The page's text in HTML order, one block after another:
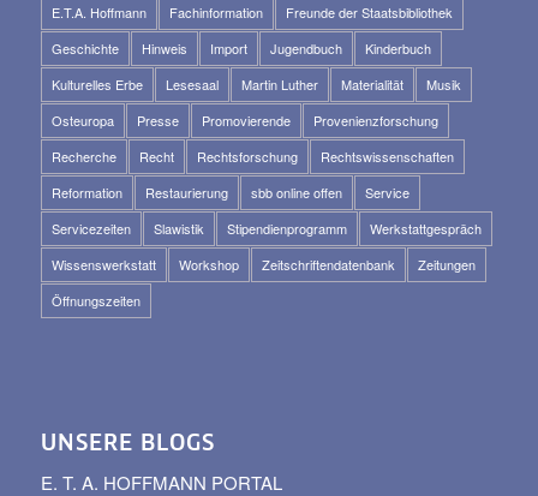
E.T.A. Hoffmann
Fachinformation
Freunde der Staatsbibliothek
Geschichte
Hinweis Import Jugendbuch
Kinderbuch
Kulturelles Erbe
Lesesaal Martin Luther Materialität
Musik
Osteuropa
Presse Promovierende
Provenienzforschung
Recherche
Recht Rechtsforschung
Rechtswissenschaften
Reformation
Restaurierung sbb online offen
Service
Servicezeiten
Slawistik Stipendienprogramm
Werkstattgespräch
Wissenswerkstatt
Workshop Zeitschriftendatenbank
Zeitungen
Öffnungszeiten
UNSERE BLOGS
E. T. A. HOFFMANN PORTAL